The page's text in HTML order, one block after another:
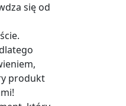
się od
produkt